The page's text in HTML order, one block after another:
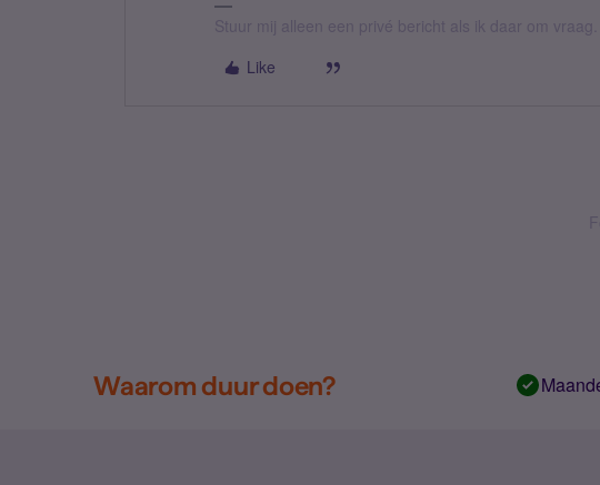
Stuur mij alleen een privé bericht als ik daar om vraag.
Like
Waarom duur doen?